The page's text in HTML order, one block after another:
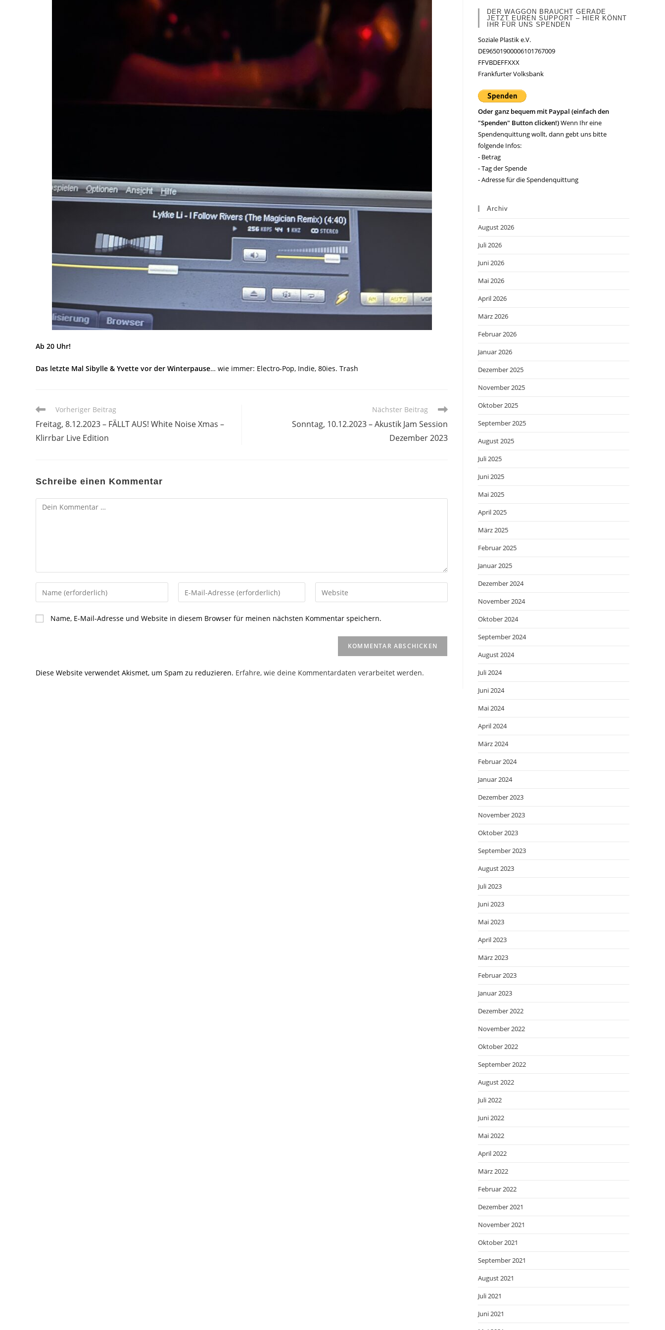
Ab 20 Uhr!
Das letzte Mal Sibylle & Yvette vor der Winterpause… wie immer: Electro-Pop, Indie, 80ies. Trash
Weitere
ansehen
Vorheriger Beitrag
Freitag, 8.12.2023 – FÄLLT AUS! White Noise Xmas –
Klirrbar Live Edition
Nächster Beitrag
Sonntag, 10.12.2023 – Akustik Jam Session
Dezember 2023
Schreibe einen Kommentar
Kommentar
Gib
deinen
Namen
oder
ein
Gib
deine
ein
Gib
deine
Name, E-Mail-Adresse und Website in diesem Browser für meinen nächsten Kommentar speichern.
Diese Website verwendet Akismet, um Spam zu reduzieren. Erfahre, wie deine Kommentardaten verarbeitet werden.
DER WAGGON BRAUCHT GERADE
JETZT EUREN SUPPORT – HIER KÖNNT
IHR FÜR UNS SPENDEN
Soziale Plastik e.V.
DE96501900006101767009
FFVBDEFFXXX
Frankfurter Volksbank
Oder ganz bequem mit Paypal (einfach den
"Spenden" Button clicken!)Wenn Ihr eine
Spendenquittung wollt, dann gebt uns bitte
folgende Infos:
- Betrag
- Tag der Spende
- Adresse für die Spendenquittung
Archiv
August 2026
Juli 2026
Juni 2026
Mai 2026
April 2026
März 2026
Februar 2026
Januar 2026
Dezember 2025
November 2025
Oktober 2025
September 2025
August 2025
Juli 2025
Juni 2025
Mai 2025
April 2025
März 2025
Februar 2025
Januar 2025
Dezember 2024
November 2024
Oktober 2024
September 2024
August 2024
Juli 2024
Juni 2024
Mai 2024
April 2024
März 2024
Februar 2024
Januar 2024
Dezember 2023
November 2023
Oktober 2023
September 2023
August 2023
Juli 2023
Juni 2023
Mai 2023
April 2023
März 2023
Februar 2023
Januar 2023
Dezember 2022
November 2022
Oktober 2022
September 2022
August 2022
Juli 2022
Juni 2022
Mai 2022
April 2022
März 2022
Februar 2022
Dezember 2021
November 2021
Oktober 2021
September 2021
August 2021
Juli 2021
Juni 2021